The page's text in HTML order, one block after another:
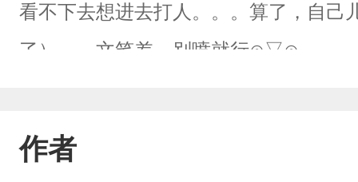
看不下去想进去打人。。。算了，自己
了）――文笔差，别喷就行⊙▽⊙
作者